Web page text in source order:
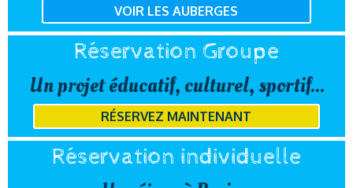
VOIR LES AUBERGES
Réservation Groupe
Un projet éducatif, culturel, sportif...
RÉSERVEZ MAINTENANT
Réservation individuelle